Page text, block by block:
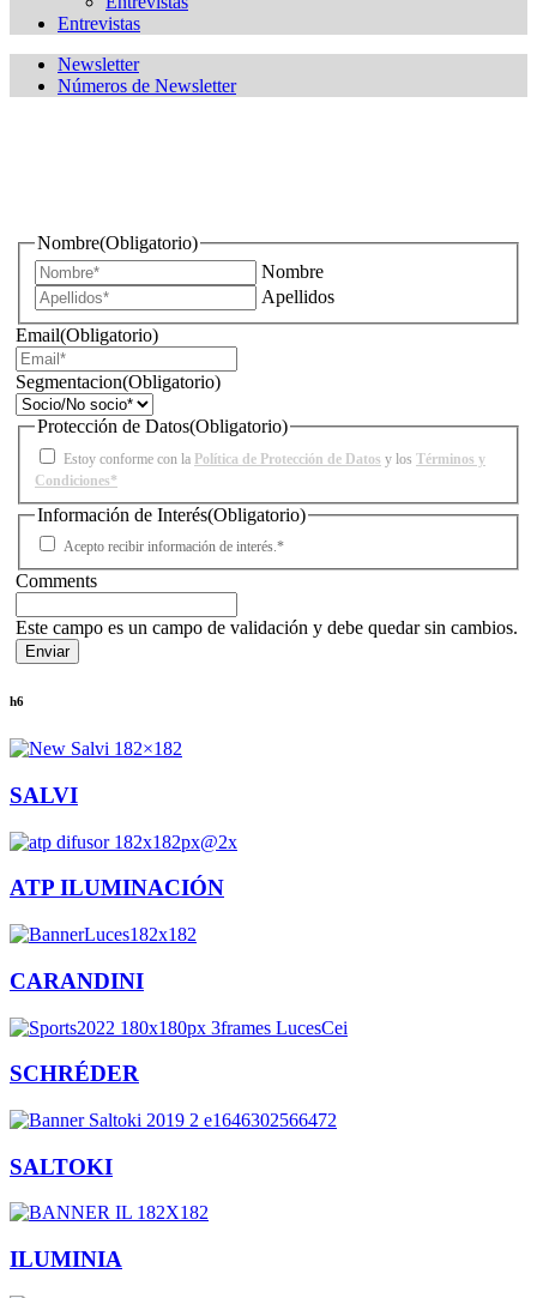
Entrevistas
Newsletter
Números de Newsletter
Nombre(Obligatorio)
Nombre
Apellidos
Email(Obligatorio)
Segmentacion(Obligatorio)
Protección de Datos(Obligatorio)
Estoy conforme con la Política de Protección de Datos y los Términos y
Condiciones*
Información de Interés(Obligatorio)
Acepto recibir información de interés.*
Comments
Este campo es un campo de validación y debe quedar sin cambios.
h6
SALVI
ATP ILUMINACIÓN
CARANDINI
SCHRÉDER
SALTOKI
ILUMINIA